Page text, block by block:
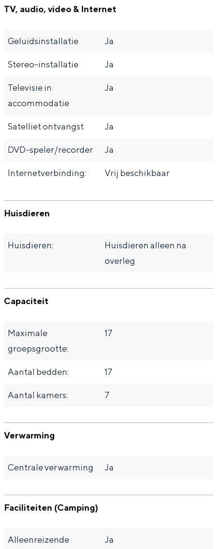
TV, audio, video & Internet
Geluidsinstallatie Ja
Stereo-installatie Ja
Televisie in
accommodatie
Ja
Satelliet ontvangst Ja
DVD-speler/recorder Ja
Internetverbinding: Vrij beschikbaar
Huisdieren
Huisdieren:
Huisdieren alleen na
overleg
Capaciteit
Maximale
groepsgrootte:
17
Aantal bedden: 17
Aantal kamers: 7
Verwarming
Centrale verwarming Ja
Faciliteiten (Camping)
Alleenreizende Ja